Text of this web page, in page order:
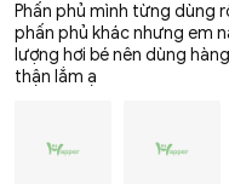
Phấn phủ mình từng dùng
phấn phủ khác nhưng em
lượng hơi bé nên dùng
thận lắm ạ